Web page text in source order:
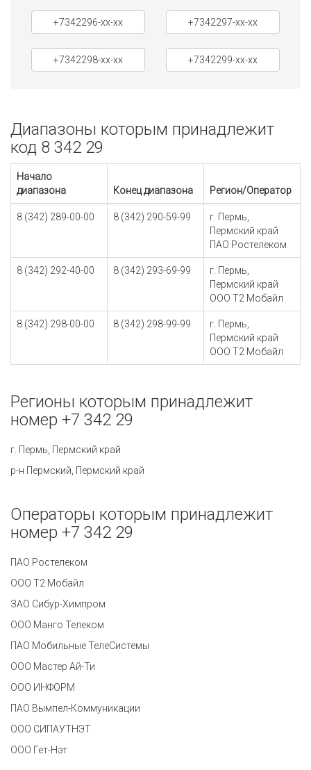
+7342296-xx-xx +7342297-xx-xx
+7342298-xx-xx +7342299-xx-xx
Диапазоны которым принадлежит
код 8 342 29
Начало
диапазона
Конец диапазона Регион/Оператор
8 (342) 289-00-00 8 (342) 290-59-99
г. Пермь,
Пермский край
ПАО Ростелеком
8 (342) 292-40-00 8 (342) 293-69-99
г. Пермь,
Пермский край
ООО Т2 Мобайл
8 (342) 298-00-00 8 (342) 298-99-99
г. Пермь,
Пермский край
ООО Т2 Мобайл
Регионы которым принадлежит
номер +7 342 29
г. Пермь, Пермский край
р-н Пермский, Пермский край
Операторы которым принадлежит
номер +7 342 29
ПАО Ростелеком
ООО Т2 Мобайл
ЗАО Сибур-Химпром
ООО Манго Телеком
ПАО Мобильные ТелеСистемы
ООО Мастер Ай-Ти
ООО ИНФОРМ
ПАО Вымпел-Коммуникации
ООО СИПАУТНЭТ
ООО Гет-Нэт